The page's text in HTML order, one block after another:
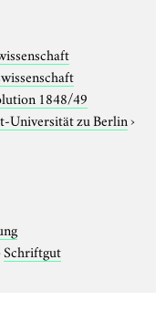
1848/49
Universität zu Berlin›
Schriftgut